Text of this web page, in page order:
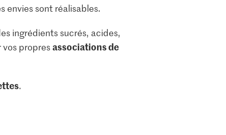
envies sont réalisables.
ingrédients sucrés, acides,
propresassociations de
.